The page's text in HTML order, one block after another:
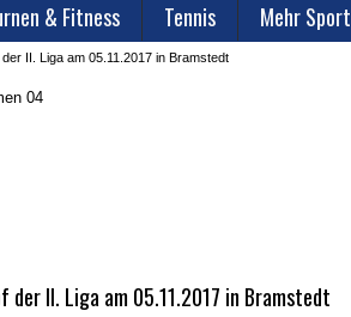
& Fitness Tennis Mehr Sport
II. Liga am 05.11.2017 in Bramstedt
der II. Liga am 05.11.2017 in Bramstedt